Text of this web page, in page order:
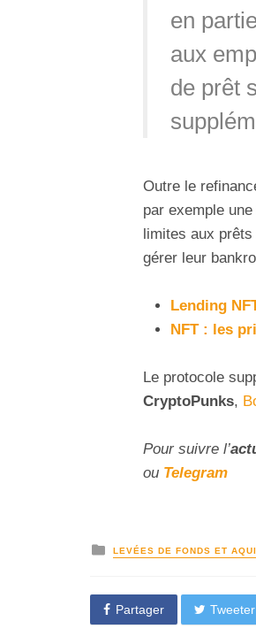
en
aux
de prêt
Outre le
par exemple
limites aux
gérer leur
Lending
NFT : les
Le protocole
CryptoPunks,
Pour suivre l’
ou Telegram
LEVÉES DE FONDS ET
Partager Tweeter